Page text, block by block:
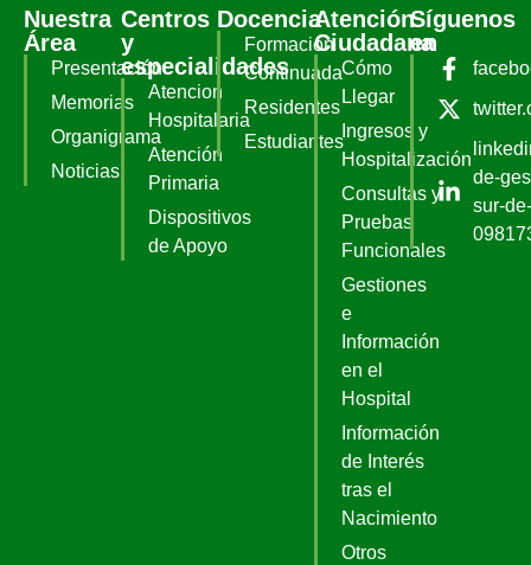
Nuestra
Área
Presentación
Memorias
Organigrama
Noticias
Centros
y
especialidades
Atencion
Hospitalaria
Atención
Primaria
Dispositivos
de Apoyo
Docencia
Formación
Continuada
Residentes
Estudiantes
Atención
Ciudadana
Cómo
Llegar
Ingresos y
Hospitalización
Consultas y
Pruebas
Funcionales
Gestiones
e
Información
en el
Hospital
Información
de Interés
tras el
Nacimiento
Otros
Síguenos
en
de-
sur-